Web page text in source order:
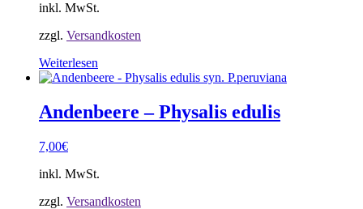
inkl. MwSt.
zzgl. Versandkosten
Weiterlesen
Andenbeere – Physalis edulis
7,00€
inkl. MwSt.
zzgl. Versandkosten